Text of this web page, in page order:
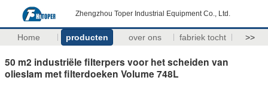
Zhengzhou Toper Industrial Equipment Co., Ltd.
Home producten over ons fabriek tocht >>
50 m2 industriële filterpers voor het scheiden van
olieslam met filterdoeken Volume 748L